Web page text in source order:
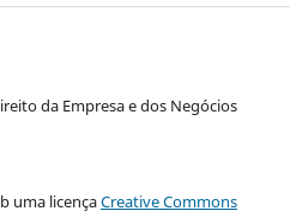
da Empresa e dos Negócios
uma licençaCreative Commons